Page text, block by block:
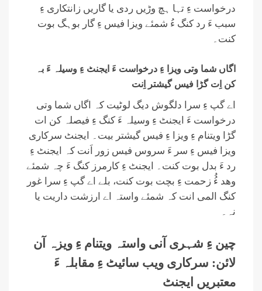
درخواست ءِ تہا ہچ وڑیں ردی یا گاریں زانتکاری ءِ
سبب ءَ رد کنگ ءُ شمئے ویزا فیس ءِ گار بوہگ بوت
کنت۔
اگاں شما وتی ویزا ءِ درخواست ءَ ایجنٹ ءِ وسیلہ ءَ بہ
کن اِت گڑا فیس گیشتر اِنت
اے گپ ءِ سرا دلگوش دیگ لوٹیت کہ اگاں شما وتی
درخواست ءَ ایجنٹ ءِ وسیلہ ءَ کنگ ءِ فیصلہ کن ات
گڑا ویتنام ءِ ویزا ءِ فیس گیشتر بیت۔ ایجنٹ سرکاری
ویزا فیس ءِ سر ءَ سروس فیس زور اَنت کہ ایجنٹ ءِ
رد ءَ بدل بوت کنت۔ ایجنٹ ءِ کارمرز کنگ ءَ چہ شمئے
وھد ءُُ زحمت ءِ بچت بوت کنت، بلے اے گپ ءِ سرا غور
کنگ المی انت کہ شمئے واستہ اے ارزشت داریت یا
نہ۔
چین ءِ شہری آنی واستہ ویتنام ءِ ویزہ آن
لائن: سرکاری ویب سائیٹ ءِ مقابلہ ءَ
معتبریں ایجنٹ